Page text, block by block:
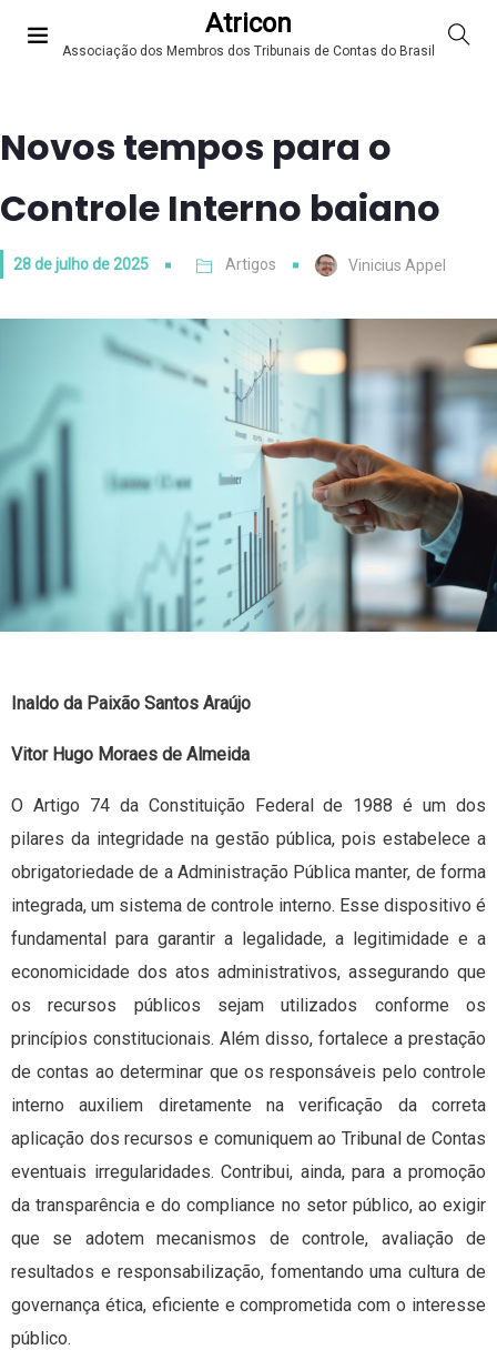
Atricon
Associação dos Membros dos Tribunais de Contas do Brasil
Novos tempos para o
Controle Interno baiano
28 de julho de 2025 Artigos Vinicius Appel
Inaldo da Paixão Santos Araújo
Vitor Hugo Moraes de Almeida
O Artigo 74 da Constituição Federal de 1988 é um dos
pilares da integridade na gestão pública, pois estabelece a
obrigatoriedade de a Administração Pública manter, de forma
integrada, um sistema de controle interno. Esse dispositivo é
fundamental para garantir a legalidade, a legitimidade e a
economicidade dos atos administrativos, assegurando que
os recursos públicos sejam utilizados conforme os
princípios constitucionais. Além disso, fortalece a prestação
de contas ao determinar que os responsáveis pelo controle
interno auxiliem diretamente na verificação da correta
aplicação dos recursos e comuniquem ao Tribunal de Contas
eventuais irregularidades. Contribui, ainda, para a promoção
da transparência e do compliance no setor público, ao exigir
que se adotem mecanismos de controle, avaliação de
resultados e responsabilização, fomentando uma cultura de
governança ética, eficiente e comprometida com o interesse
público.